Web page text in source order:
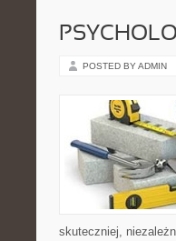
POSTED BY ADMIN
skuteczniej,